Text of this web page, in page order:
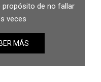
de no fallar
veces
MÁS